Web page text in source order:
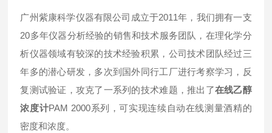
广州紫康科学仪器有限公司成立于2011年，我们拥有一支
20多年仪器分析经验的销售和技术服务团队，在理化学分
析仪器领域有较深的技术经验积累，公司技术团队经过三
年多的潜心研发，多次到国外同行工厂进行考察学习，反
复测试验证，攻克了一系列的技术难题，推出了在线乙醇
浓度计PAM 2000系列，可实现连续自动在线测量酒精的
密度和浓度。